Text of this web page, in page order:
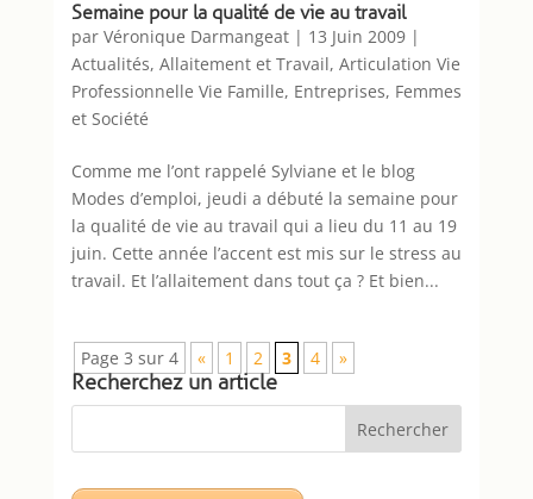
Semaine pour la qualité de vie au travail
par Véronique Darmangeat| 13 Juin 2009|
Actualités, Allaitement et Travail, Articulation Vie
Professionnelle Vie Famille, Entreprises, Femmes
et Société
Comme me l’ont rappelé Sylviane et le blog
Modes d’emploi, jeudi a débuté la semaine pour
la qualité de vie au travail qui a lieu du 11 au 19
juin. Cette année l’accent est mis sur le stress au
travail. Et l’allaitement dans tout ça ? Et bien...
Page 3 sur 4 « 1 2 3 4 »
Recherchez un article